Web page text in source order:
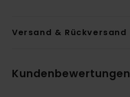
Versand & Rückversand
Kundenbewertungen